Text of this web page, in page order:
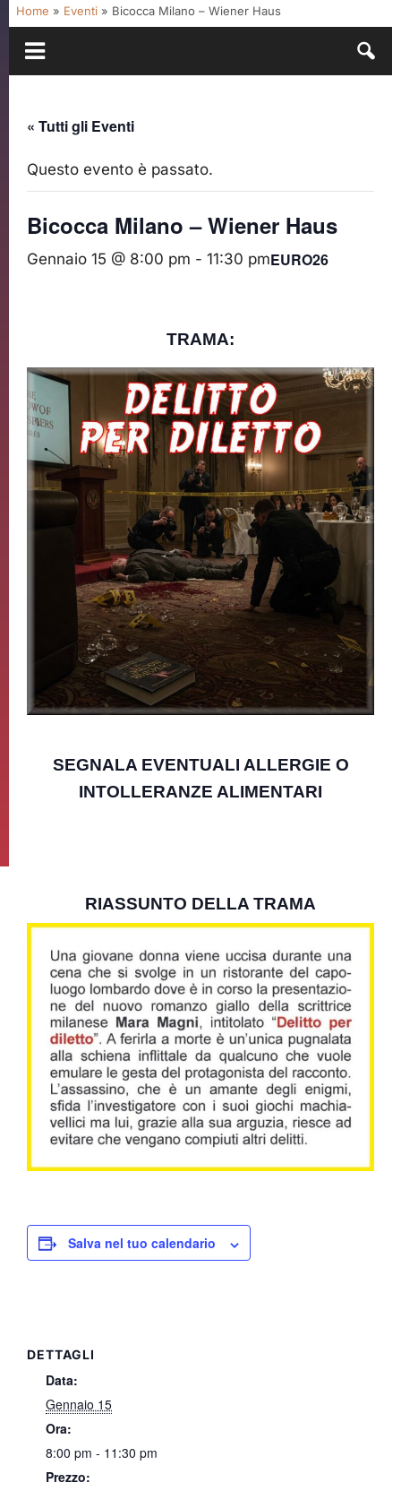
Home » Eventi » Bicocca Milano – Wiener Haus
« Tutti gli Eventi
Questo evento è passato.
Bicocca Milano – Wiener Haus
Gennaio 15 @ 8:00 pm - 11:30 pmEURO26
TRAMA:
SEGNALA EVENTUALI ALLERGIE O
INTOLLERANZE ALIMENTARI
RIASSUNTO DELLA TRAMA
Salva nel tuo calendario
DETTAGLI
Data:
Gennaio 15
Ora:
8:00 pm - 11:30 pm
Prezzo: